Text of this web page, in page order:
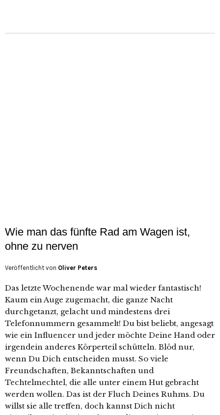
Wie man das fünfte Rad am Wagen ist,
ohne zu nerven
Veröffentlicht von Oliver Peters
Das letzte Wochenende war mal wieder fantastisch!
Kaum ein Auge zugemacht, die ganze Nacht
durchgetanzt, gelacht und mindestens drei
Telefonnummern gesammelt! Du bist beliebt, angesagt
wie ein Influencer und jeder möchte Deine Hand oder
irgendein anderes Körperteil schütteln. Blöd nur,
wenn Du Dich entscheiden musst. So viele
Freundschaften, Bekanntschaften und
Techtelmechtel, die alle unter einem Hut gebracht
werden wollen. Das ist der Fluch Deines Ruhms. Du
willst sie alle treffen, doch kannst Dich nicht